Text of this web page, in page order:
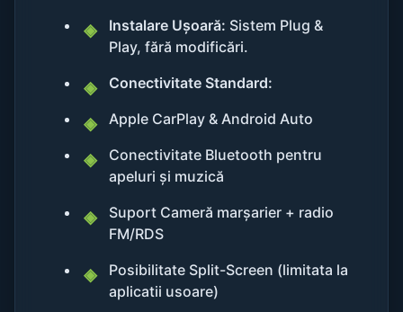
Instalare Ușoară: Sistem Plug &
Play, fără modificări.
Conectivitate Standard:
Apple CarPlay & Android Auto
Conectivitate Bluetooth pentru
apeluri și muzică
Suport Cameră marșarier + radio
FM/RDS
Posibilitate Split-Screen (limitata la
aplicatii usoare)